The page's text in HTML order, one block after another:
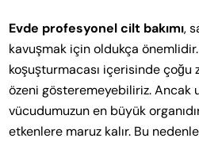
Evde profesyonel cilt bakımı,
kavuşmak için oldukça
koşuşturmacası içerisinde
özeni gösteremeyebiliriz. Ancak
vücudumuzun en büyük
etkenlere maruz kalır. Bu